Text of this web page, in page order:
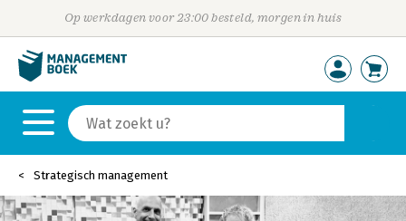
Op werkdagen voor 23:00 besteld, morgen in huis
Strategisch management